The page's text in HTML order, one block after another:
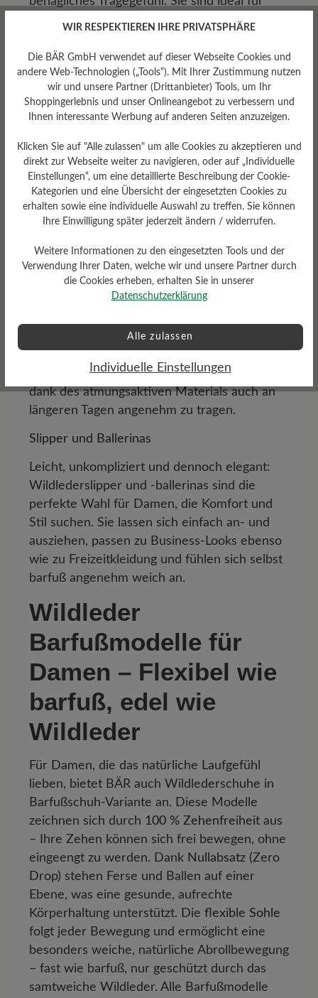
Büro, Stadtbummel oder ein Dinner am
Boots aus Wildleder für Damen
Robust, aber dennoch feminin – Wildleder-
Boots sind der perfekte Begleiter für Herbst
Kälte und wirken durch ihre weiche
Oberfläche weniger derb als Modelle aus
Glattleder. Kombiniert mit einem Mantel oder
Strickkleid setzen sie modische Akzente, ohne
an Bequemlichkeit einzubüßen.
Wildleder-Sneakers für Damen
Für Damen, die Wert auf sportliche Eleganz
legen, sind Sneakers aus Wildleder die ideale
Sneakers mit der edlen Anmutung von
Reisen oder entspannte Wochenenden und
dank des atmungsaktiven Materials auch an
längeren Tagen angenehm zu tragen.
Slipper und Ballerinas
Leicht, unkompliziert und dennoch elegant:
Wildlederslipper und -ballerinas sind die
perfekte Wahl für Damen, die Komfort und
Stil suchen. Sie lassen sich einfach an- und
ausziehen, passen zu Business-Looks ebenso
wie zu Freizeitkleidung und fühlen sich selbst
barfuß angenehm weich an.
Wildleder
Barfußmodelle für
Damen – Flexibel wie
barfuß, edel wie
Wildleder
Für Damen, die das natürliche Laufgefühl
lieben, bietet BÄR auch Wildlederschuhe in
Barfußschuh-Variante an. Diese Modelle
zeichnen sich durch 100 % Zehenfreiheit aus
– Ihre Zehen können sich frei bewegen, ohne
eingeengt zu werden. Dank Nullabsatz (Zero
Drop) stehen Ferse und Ballen auf einer
Ebene, was eine gesunde, aufrechte
Körperhaltung unterstützt. Die flexible Sohle
folgt jeder Bewegung und ermöglicht eine
besonders weiche, natürliche Abrollbewegung
– fast wie barfuß, nur geschützt durch das
samtweiche Wildleder. Alle Barfußmodelle
WIR RESPEKTIEREN IHRE PRIVATSPHÄRE
Die BÄR GmbH verwendet auf dieser Webseite Cookies und
andere Web-Technologien („Tools“). Mit Ihrer Zustimmung nutzen
wir und unsere Partner (Drittanbieter) Tools, um Ihr
Shoppingerlebnis und unser Onlineangebot zu verbessern und
Ihnen interessante Werbung auf anderen Seiten anzuzeigen.
Klicken Sie auf "Alle zulassen" um alle Cookies zu akzeptieren und
direkt zur Webseite weiter zu navigieren, oder auf „Individuelle
Einstellungen“, um eine detaillierte Beschreibung der Cookie-
Kategorien und eine Übersicht der eingesetzten Cookies zu
erhalten sowie eine individuelle Auswahl zu treffen. Sie können
Ihre Einwilligung später jederzeit ändern / widerrufen.
Weitere Informationen zu den eingesetzten Tools und der
Verwendung Ihrer Daten, welche wir und unsere Partner durch
die Cookies erheben, erhalten Sie in unserer
Datenschutzerklärung
Alle zulassen
Individuelle Einstellungen